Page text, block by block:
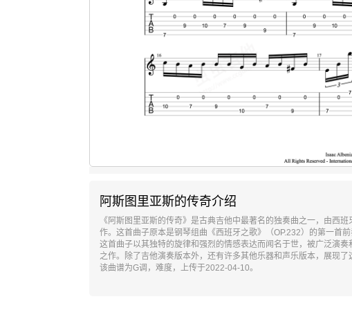
阿斯图里亚斯的传奇介绍
《阿斯图里亚斯的传奇》是古典吉他中最著名的独奏曲之一，由西
作。这首曲子原本是钢琴组曲《西班牙之歌》（OP.232）的第一首
这首曲子以其独特的旋律和强烈的情感表达而闻名于世，被广泛演
之作。除了吉他演奏版本外，还有许多其他乐器和声乐版本，展现了
该曲谱为G调，难度，上传于2022-04-10。